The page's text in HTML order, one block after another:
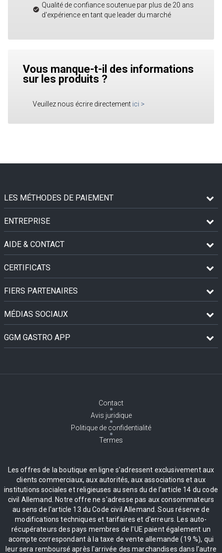
Qualité de confiance soutenue par plus de 20 ans
d'expérience en tant que leader du marché
Vous manque-t-il des informations
sur les produits ?
Veuillez nous écrire directement ici >
LES MÉTHODES DE PAIEMENT
ENTREPRISE
AIDE & CONTACT
CERTIFICATS
FIERS PARTENAIRES
MÉDIAS SOCIAUX
GGM GASTRO APP
Contact
Avis juridique
Politique de confidentialité
Termes
Les offres de la boutique en ligne s'adressent exclusivement aux
clients commerciaux, aux autorités, aux associations et aux
institutions sociales et religieuses au sens du de l'article 14 du code
civil Allemand. Notre offre ne s'adresse pas aux consommateurs
au sens de l'article 13 du Code civil Allemand. Sous réserve de
modifications techniques et tarifaires et d'erreurs. Les auto-
récupérateurs des pays membres de l'UE paient également un
acompte correspondant à la taxe de vente allemande (19 %), qui
leur sera remboursé après l'arrivée des marchandises dans l'autre